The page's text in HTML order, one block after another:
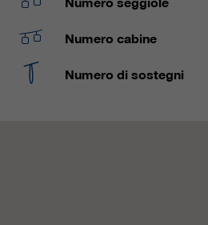
Numero cabine
Numero di sostegni
nostri siti web /
anche ai nostri